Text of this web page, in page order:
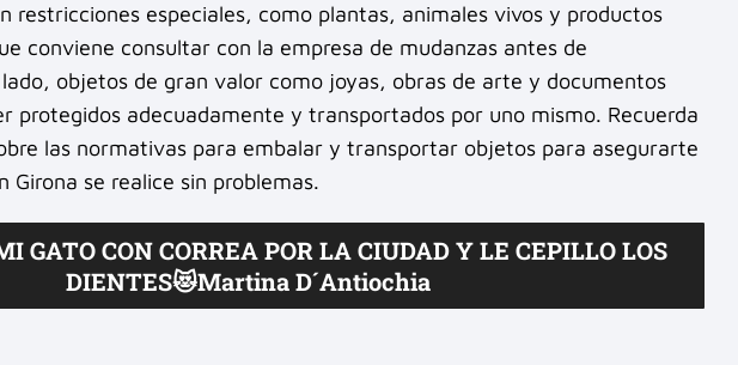
restricciones especiales, como plantas, animales vivos y productos
conviene consultar con la empresa de mudanzas antes de
objetos de gran valor como joyas, obras de arte y documentos
protegidos adecuadamente y transportados por uno mismo. Recuerda
las normativas para embalar y transportar objetos para asegurarte
Girona se realice sin problemas.
GATO CON CORREA POR LA CIUDAD Y LE CEPILLO LOS
DIENTES😻Martina D´Antiochia